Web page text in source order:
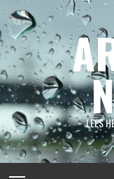
Spring
naar
inhoud
LEES